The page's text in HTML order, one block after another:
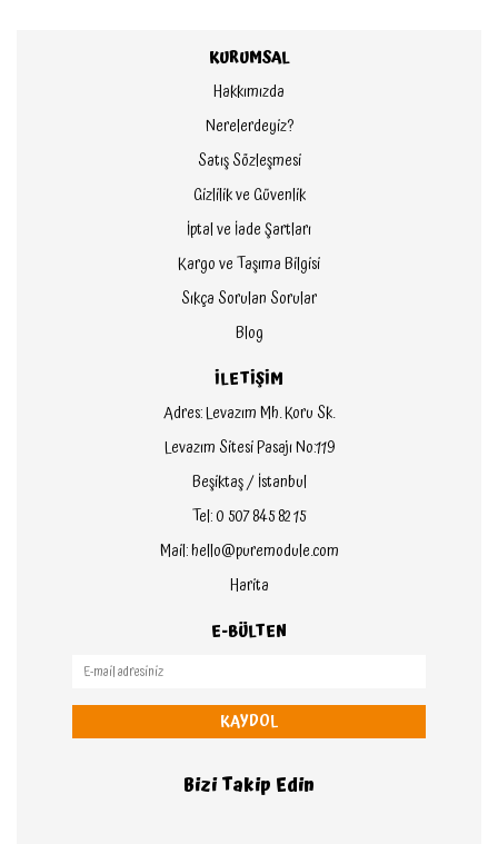
KURUMSAL
Hakkımızda
Nerelerdeyiz?
Satış Sözleşmesi
Gizlilik ve Güvenlik
İptal ve İade Şartları
Kargo ve Taşıma Bilgisi
Sıkça Sorulan Sorular
Blog
İLETİŞİM
Adres: Levazım Mh. Koru Sk.
Levazım Sitesi Pasajı No:119
Beşiktaş / İstanbul
Tel: 0 507 845 82 15
Mail: hello@puremodule.com
Harita
E-BÜLTEN
KAYDOL
Bizi Takip Edin